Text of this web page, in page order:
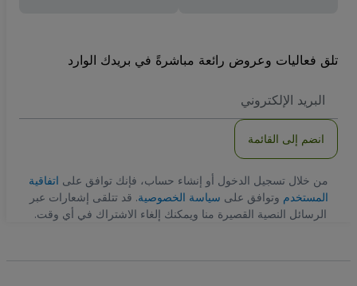
تلق فعاليات وعروض رائعة مباشرةً في بريدك الوارد
الاكتروني
انضم إلى القائمة
من خلال تسجيل الدخول أو إنشاء حساب، فإنك توافق على اتفاقية
المستخدم وتوافق على سياسة الخصوصية. قد تتلقى إشعارات عبر
الرسائل النصية القصيرة منا ويمكنك إلغاء الاشتراك في أي وقت.